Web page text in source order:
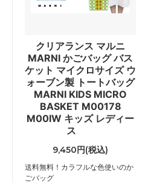
クリアランス マルニ
MARNI かごバッグ バス
ケット マイクロサイズ ウ
ォーブン製 トートバッグ
MARNI KIDS MICRO
BASKET M00178
M00IW キッズ レディー
ス
9,450円(税込)
送料無料！カラフルな色使いのか
ごバッグ